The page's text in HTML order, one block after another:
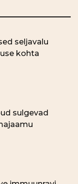
seljavalu
kohta
sulgevad